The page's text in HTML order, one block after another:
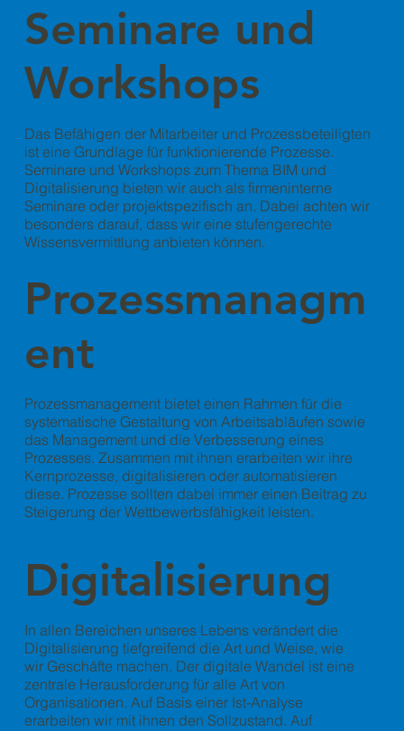
Seminare und
Workshops
Das Befähigen der Mitarbeiter und Prozessbeteiligten
ist eine Grundlage für funktionierende Prozesse.
Seminare und Workshops zum Thema BIM und
Digitalisierung bieten wir auch als firmeninterne
Seminare oder projektspezifisch an. Dabei achten wir
besonders darauf, dass wir eine stufengerechte
Wissensvermittlung anbieten können.
Prozessmanagm
ent
Prozessmanagement bietet einen Rahmen für die
systematische Gestaltung von Arbeitsabläufen sowie
das Management und die Verbesserung eines
Prozesses. Zusammen mit ihnen erarbeiten wir ihre
Kernprozesse, digitalisieren oder automatisieren
diese. Prozesse sollten dabei immer einen Beitrag zu
Steigerung der Wettbewerbsfähigkeit leisten.
Digitalisierung
In allen Bereichen unseres Lebens verändert die
Digitalisierung tiefgreifend die Art und Weise, wie
wir Geschäfte machen. Der digitale Wandel ist eine
zentrale Herausforderung für alle Art von
Organisationen. Auf Basis einer Ist-Analyse
erarbeiten wir mit ihnen den Sollzustand. Auf